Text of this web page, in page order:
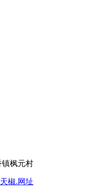
镇枫元村
椒.网址